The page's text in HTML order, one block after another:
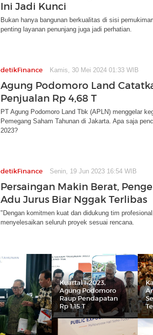
Ini Jadi Kunci
Bukan hanya bangunan berkualitas di sisi
penting layanan penunjang juga jadi perhatian.
detikFinance Kamis, 30 Mei 2024 01:33 WIB
Agung Podomoro Land
Penjualan Rp 4,68 T
PT Agung Podomoro Land Tbk (APLN) menggelar
Pemegang Saham Tahunan di Jakarta. Apa saja
2023?
detikFinance Senin, 19 Jun 2023 16:54 WIB
Persaingan Makin Berat,
Adu Jurus Biar Nggak Terlibas
"Dengan komitmen kuat dan didukung tim
menyelesaikan seluruh proyek sesuai rencana.
Kuartal I-2023,
Agung Podomoro
Raup Pendapatan
Rp 1,15 T